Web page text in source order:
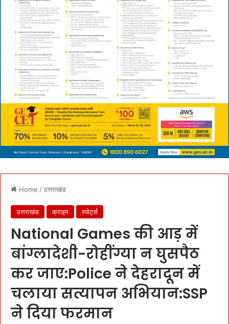
Home /उत्तराखंड
उत्तराखंड क्राइम स्पोर्ट्स
National Games की आड़ में
बांग्लादेशी-रोहींग्या न घुसपैठ
कर जाए:Police ने देहरादून में
चलाया सत्यापन अभियान:SSP
ने दिया फरमान